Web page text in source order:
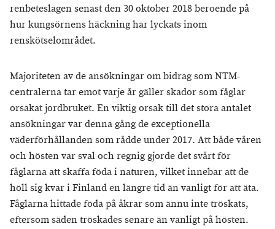
renbeteslagen senast den 30 oktober 2018 beroende på
hur kungsörnens häckning har lyckats inom
renskötselområdet.
Majoriteten av de ansökningar om bidrag som NTM-
centralerna tar emot varje år gäller skador som fåglar
orsakat jordbruket. En viktig orsak till det stora antalet
ansökningar var denna gång de exceptionella
väderförhållanden som rådde under 2017. Att både våren
och hösten var sval och regnig gjorde det svårt för
fåglarna att skaffa föda i naturen, vilket innebar att de
höll sig kvar i Finland en längre tid än vanligt för att äta.
Fåglarna hittade föda på åkrar som ännu inte tröskats,
eftersom säden tröskades senare än vanligt på hösten.